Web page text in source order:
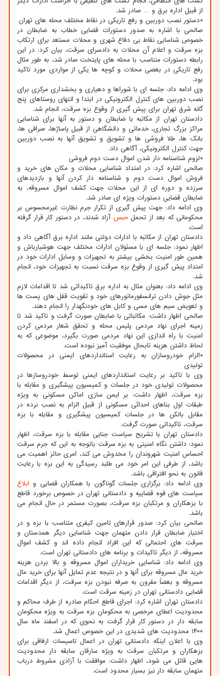
از قبیل اداره برق و … صادر شد.
*دستور نصب دوربین و رفع تاریکی در نقاط مختلف محله های تهران
صالحی با اشاره به صدور دستورات قضایی خطاب به ضابطان در
خصوص شناسایی نقاط بی دفاع شهری و محلات مستعد برای ارتکاب
بزه سرقت و اعلام آن محلات به دادسرای سرقت، بیان کرد: در این
رابطه دستورات متناسب با محله های پایتخت صادر شد، به طور مثال
رفع تاریکی در بعضی محلات و کوچه ها یکی از مواردی مورد تاکید
بود.
وی ادامه داد: جلسه ای با شوراها و دهیاری و بخشداری مرکزی برای
نصب دوربین های کنترل الکترونیکی در ابتدا و انتهای روستاهای پنج
گانه شرق تهران برای پیش گیری از وقوع بزه سرقت، انجام شد.
دادستان تهران از مکاتبه با ضابطان و دستور به آنها برای شناسایی
مراکز بزرگ تجاری، خدماتی و دانشگاهی از قبیل پاساژها، صرافی ها،
بانک ها، طلا فروشی ها و تشویق و تشویق آنها به نصب دوربین
جهت کنترل الکترونیکی، آگاهی داد.
*لزوم شناسنامه دار شدن اموال دست دوم فروشی
صالحی اشاره کرد: در امتداد شناسایی محلات و مکان های خرید و
فروش اموال دست دوم و شناسنامه دار کردن آنها و بازدیدهای
سرزده و دوره ای از این محلات جهت کشف اموال مسروقه، به
ضابطان قضایی دستورات ویژه ای صادر شد.
وی ادامه داد: جهت پیش گیری از تکرار جرم نظارت غیرمحسوس بر
محکومانی که بعد از تحملحبس آزاد شدند، در دستور کار قرار گرفته
است.
دادستان تهران از مکاتبه با ادارات دولتی مانند اداره برق آگاهی داد و
اظهار نمود: جلسه ای با مسئولان ادارات مختلف جهت هوشیارباش و
همین طور امنیت بخشی بیشتر به تجهیزات و وسایل ادارات خود در
امتداد پیش گیری از وقوع بزه سرقت نسبت به تجهیزات خود، انجام
شد.
وی ادامه داد: بعنوان مثال به اداره برق تاکیداتی شد تا اقدامات لازم
مثل جوش دادن ترانسفورماتورهای خود و تقویت قفل های پست ها
و تعویض سیم های مسی و کابل های خودنگهدار را انجام دهند.
صالحی اظهار داشت: مکاتباتی با ضابطان صورت گرفت و تاکید شد تا
زمینه اجرای نهاد مردمی پلیس محله و تحقق شعار مردمی کردن
امنیت با راه اندازی این نهاد مردمی صورت بگیرد، موضوعی که به
لحاظ داشتن هزینه تابحال موفقیت آمیز نبوده است.
*الزام خودروسازان به رعایت استانداردهای ایمنی در محصولات
تولیدی
وی با تاکید بر رعایت استانداردهای ایمنی توسط خودروسازها در
محصولات تولیدی خود در جلسات و کمیسیون پیشگیری و مقابله با
بزه سرقت، اظهار داشت: بر ایمن سازی اماکن مسکونی به ویژه
طبقات اول بناهای احداثی مسکونی از قبیل الزام به نصب نرده در
مقابل بالکن ها در جلسات کمیسیون پیشگیری و مقابله با بزه
سرقت، تاکیداتی صورت گرفت.
دادستان تهران با تشریح سیاست جنایی مقابله با بزه سرقت، اظهار
نمود: داشتن نگاه امنیتی به بزه سرقت باتوجه به این که جرم سرقت
احساس امنیت شهروندان را مخدوش می کند، امری حائز اهمیت می
باشد، از طرفی این امر خود می طلبد رسیدگی به این بزه با رعایت
قانون به نحو افتراقی باشد.
وی ادامه داد: برگزاری جلسات گوناگون با همکاران قضایی و ابلاغ
سیاست های قوه قضاییه و دادستانی تهران در خصوص برخورد قاطع
با بزهکاران و مرتکبان بزه سرقت، بصورت مستمر در حال انجام می
باشد.
صالحی بیان کرد: صدور قرارهای تامین کیفری متناسب با بزه و در
اختیار ضابطان قرار دادن متهمان جهت شناسایی دیگر همدستان و
سرقت های احتمالی که این افراد انجام داده اند و کشف اموال
مسروقه، از دیگر تاکیدات و برنامه های دادستانی تهران است.
وی ادامه داد: شناسایی خریداران اموال مسروقه و بالا بردن هزینه
خرید مال مسروقه برای آنها و در نتیجه عدم تمایل آنها برای خرید مال
مسروقه و بعضاً مقرون به صرفه نبودن بزه سرقت، از دیگر اقدامات
قضایی دادستانی تهران در زمینه سرقت است.
دادستان تهران اشاره کرد: اجرای قاطع احکام صادره از طرف محاکم و
محدودیت اعطای مرخصی به محکومان بزه سرقت به ویژه محکومان
سابقه دار در دستور کار قرار گرفت به نحوی که در اسفند ماه سال
۱۴۰۰ محدودیت های شدیدی در این خصوص اعمال شد.
وی با اعلان اینکه دادستانی تهران در اعمال تاسیسات ارفاقی برای
بزهکاران و مرتکبان سرقت به ویژه سارقان سابقه دار محدودیت
هایی قائل می شود، اظهار داشت: موافقت با آزادی مشروط درباب
متهمان سابقه دار نیز بسیار محدود است.